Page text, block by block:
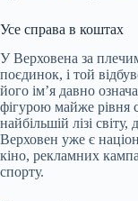
Усе справа в коштах
У Верховена за
поєдинок, і той
його ім’я давно
фігурою майже рівня
найбільшій лізі
Верховен уже є
кіно, рекламних
спорту.